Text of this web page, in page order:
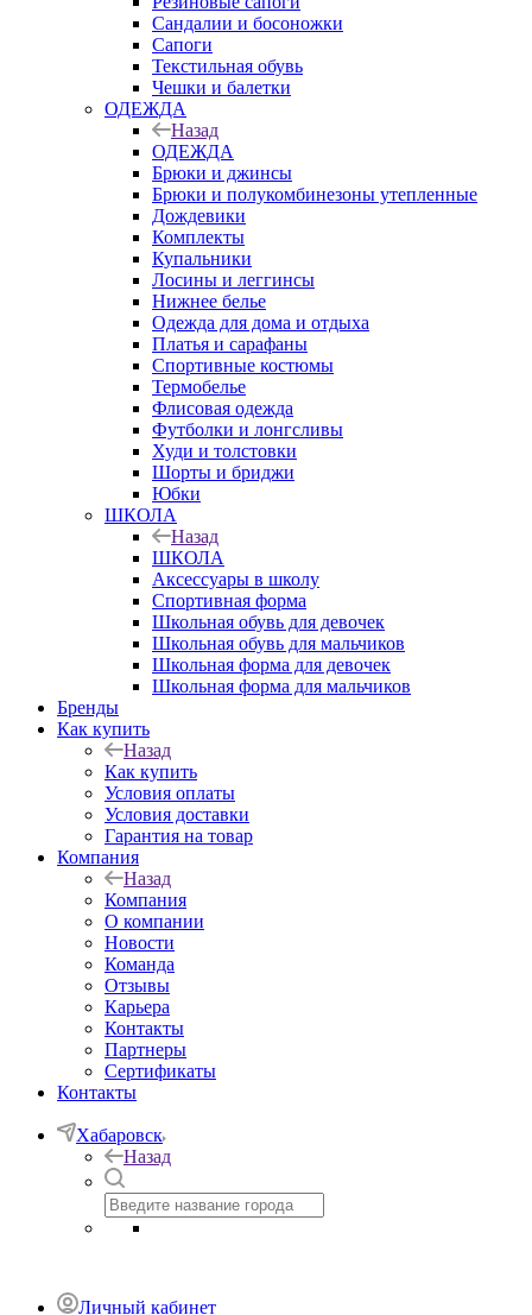
Сандалии и босоножки
Сапоги
Текстильная обувь
Чешки и балетки
ОДЕЖДА
Назад
ОДЕЖДА
Брюки и джинсы
Брюки и полукомбинезоны утепленные
Дождевики
Комплекты
Купальники
Лосины и леггинсы
Нижнее белье
Одежда для дома и отдыха
Платья и сарафаны
Спортивные костюмы
Термобелье
Флисовая одежда
Футболки и лонгсливы
Худи и толстовки
Шорты и бриджи
Юбки
ШКОЛА
Назад
ШКОЛА
Аксессуары в школу
Спортивная форма
Школьная обувь для девочек
Школьная обувь для мальчиков
Школьная форма для девочек
Школьная форма для мальчиков
Бренды
Как купить
Назад
Как купить
Условия оплаты
Условия доставки
Гарантия на товар
Компания
Назад
Компания
О компании
Новости
Команда
Отзывы
Карьера
Контакты
Партнеры
Сертификаты
Контакты
Хабаровск
Назад
Личный кабинет